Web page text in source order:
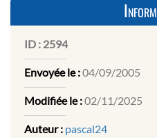
ID : 2594
Envoyée le :04/09/2005
Modifiée le :02/11/2025
Auteur : pascal24